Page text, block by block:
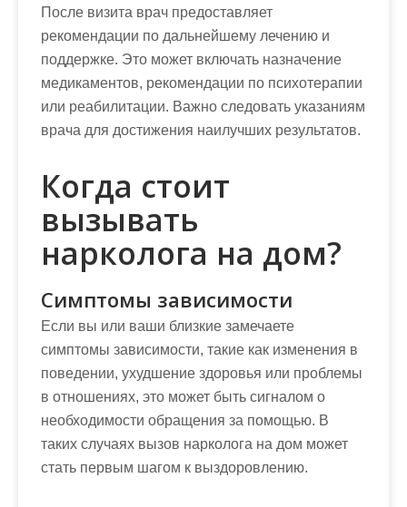
После визита врач предоставляет
рекомендации по дальнейшему лечению и
поддержке. Это может включать назначение
медикаментов, рекомендации по психотерапии
или реабилитации. Важно следовать указаниям
врача для достижения наилучших результатов.
Когда стоит
вызывать
нарколога на дом?
Симптомы зависимости
Если вы или ваши близкие замечаете
симптомы зависимости, такие как изменения в
поведении, ухудшение здоровья или проблемы
в отношениях, это может быть сигналом о
необходимости обращения за помощью. В
таких случаях вызов нарколога на дом может
стать первым шагом к выздоровлению.